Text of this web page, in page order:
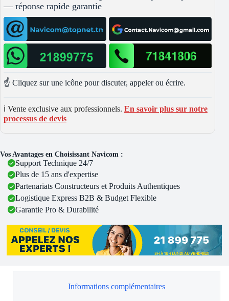
— réponse rapide garantie
☝️ Cliquez sur une icône pour discuter, appeler ou écrire.
ℹ️ Vente exclusive aux professionnels. En savoir plus sur notre
processus de devis
Vos Avantages en Choisissant Navicom :
Support Technique 24/7
Plus de 15 ans d'expertise
Partenariats Constructeurs et Produits Authentiques
Logistique Express B2B & Budget Flexible
Garantie Pro & Durabilité
Informations complémentaires